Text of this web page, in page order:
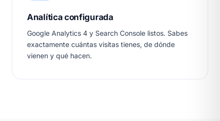
Analítica configurada
Google Analytics 4 y Search Console listos. Sabes
exactamente cuántas visitas tienes, de dónde
vienen y qué hacen.